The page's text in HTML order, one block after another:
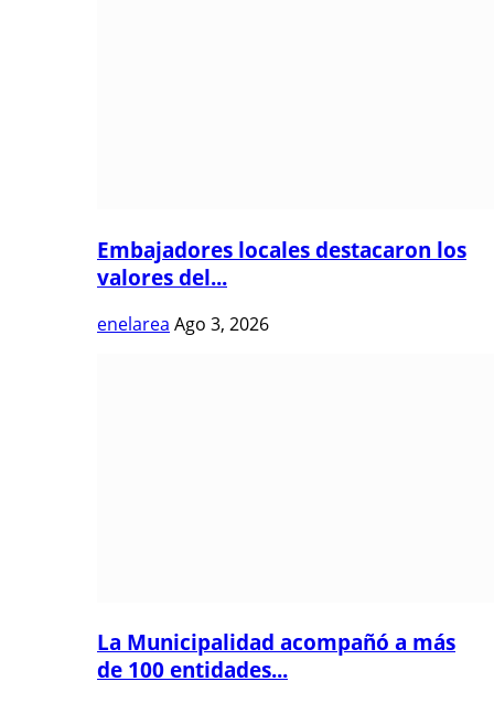
Embajadores locales destacaron los
valores del...
enelarea Ago 3, 2026
La Municipalidad acompañó a más
de 100 entidades...